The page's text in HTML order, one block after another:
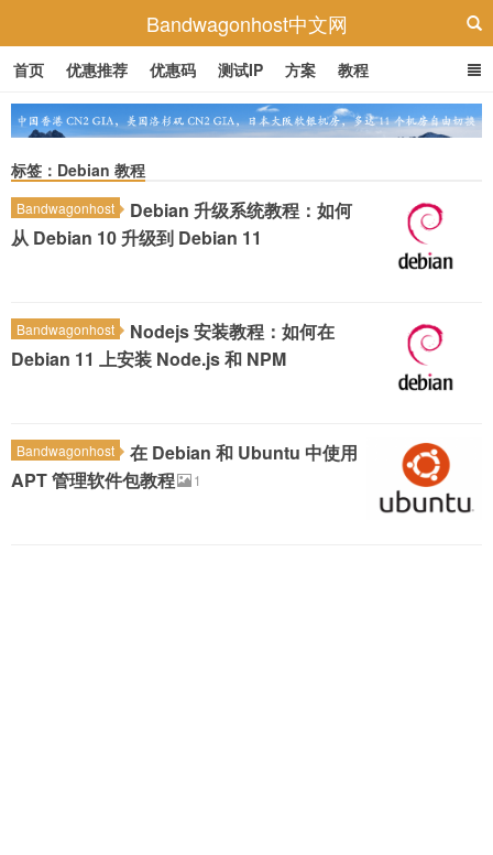
Bandwagonhost中文网
首页 优惠推荐 优惠码 测试IP 方案 教程
标签：Debian 教程
Bandwagonhost
Debian 升级系统教程：如何
从 Debian 10 升级到 Debian 11
Bandwagonhost
Nodejs 安装教程：如何在
Debian 11 上安装 Node.js 和 NPM
Bandwagonhost
在 Debian 和 Ubuntu 中使用
APT 管理软件包教程
1